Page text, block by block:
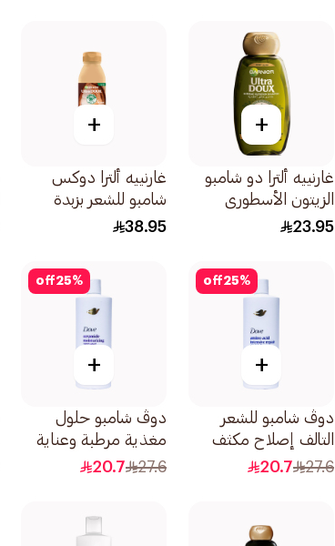
+
غارنييه ألترا دو شامبو
الزيتون الأسطوري
400مل
23.95
+
غارنييه ألترا دوكس
شامبو للشعر بزبدة
الكاكاو 350مل
38.95
25%
off
+
دوڤ شامبو للشعر
التالف إصلاح مكثف
عناية مغذية لشعر
27.6
20.7
25%
off
+
دوڤ شامبو حلول
مغذية مرطبة وعناية
مغذية لشعر أكثر نعومة
27.6
20.7